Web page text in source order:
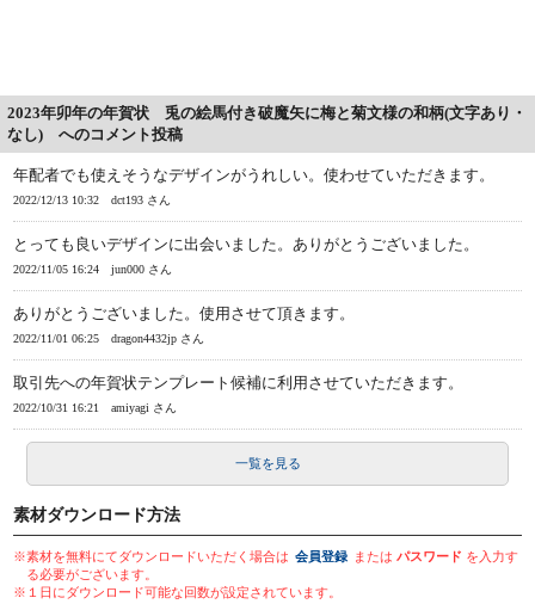
2023年卯年の年賀状 兎の絵馬付き破魔矢に梅と菊文様の和柄(文字あり・
なし) へのコメント投稿
年配者でも使えそうなデザインがうれしい。使わせていただきます。
2022/12/13 10:32 dct193 さん
とっても良いデザインに出会いました。ありがとうございました。
2022/11/05 16:24 jun000 さん
ありがとうございました。使用させて頂きます。
2022/11/01 06:25 dragon4432jp さん
取引先への年賀状テンプレート候補に利用させていただきます。
2022/10/31 16:21 amiyagi さん
一覧を見る
素材ダウンロード方法
※素材を無料にてダウンロードいただく場合は 会員登録 またはパスワード を入力す
る必要がございます。
※１日にダウンロード可能な回数が設定されています。